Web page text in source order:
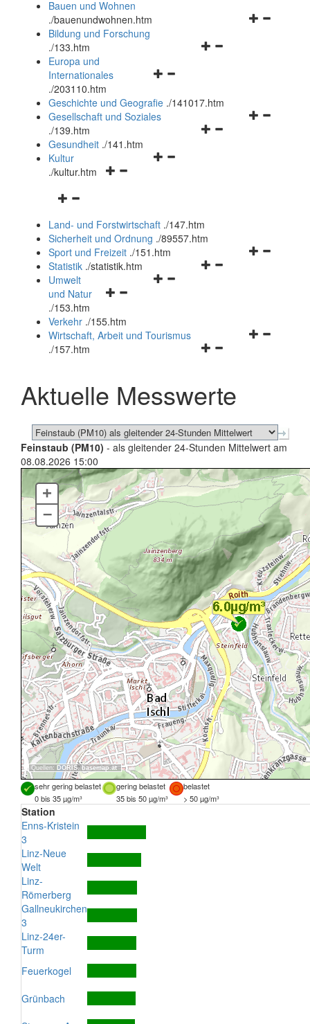
Bauen und Wohnen
./bauenundwohnen.htm
Navigationsmenü
Bildung und Forschung
./133.htm
Navigationsmenü
und
schließen
Europa und
Internationales
./203110.htm
Geschichte und Geografie ./141017.htm
Navigationsmenü
Gesellschaft und Soziales
./139.htm
Navigationsmenü
Gesundheit ./141.htm
Navigationsmenü
Kultur
./kultur.htm
Navigationsmenü
und
schließen
Land- und Forstwirtschaft ./147.htm
Sicherheit und Ordnung ./89557.htm
Navigationsmenü
Sport und Freizeit ./151.htm
Navigationsmenü
Statistik ./statistik.htm
Navigationsmenü
und
schließen
Umwelt
und Natur
./153.htm
Verkehr ./155.htm
Navigationsmenü
schließen
Wirtschaft, Arbeit und Tourismus
./157.htm
Aktuelle Messwerte
Feinstaub (PM10) - als gleitender 24-Stunden Mittelwert am
08.08.2026 15:00
Quellen: DORIS, basemap.at
+
–
sehr gering belastet gering belastet
belastet
0 bis 35 µg/m³
35 bis 50 µg/m³ > 50 µg/m³
Station
Enns-Kristein
3
Linz-Neue
Welt
Linz-
Römerberg
Gallneukirchen
3
Linz-24er-
Turm
Feuerkogel
Grünbach